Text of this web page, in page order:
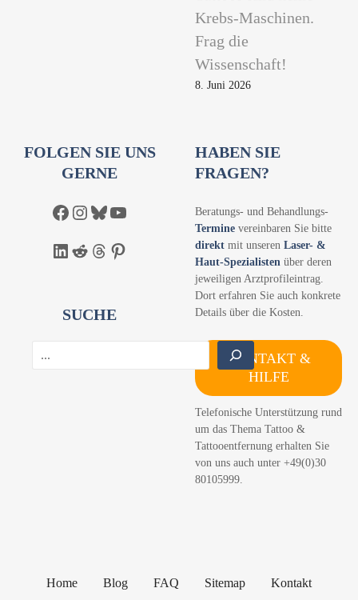
Krebs-Maschinen.
Frag die
Wissenschaft!
8. Juni 2026
FOLGEN SIE UNS
GERNE
Facebook Instagram Bluesky YouTube
LinkedIn Reddit Threads Pinterest
SUCHE
HABEN SIE
FRAGEN?
Beratungs- und Behandlungs-
Termine vereinbaren Sie bitte
direkt mit unseren Laser- &
Haut-Spezialisten über deren
jeweiligen Arztprofileintrag.
Dort erfahren Sie auch konkrete
Details über die Kosten.
KONTAKT &
HILFE
Telefonische Unterstützung rund
um das Thema Tattoo &
Tattooentfernung erhalten Sie
von uns auch unter +49(0)30
80105999.
Home Blog FAQ Sitemap Kontakt